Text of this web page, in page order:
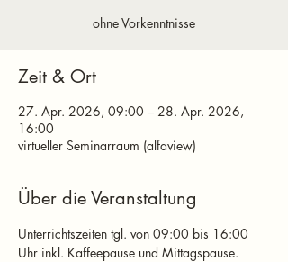
ohne Vorkenntnisse
Zeit & Ort
27. Apr. 2026, 09:00 – 28. Apr. 2026,
16:00
virtueller Seminarraum (alfaview)
Über die Veranstaltung
Unterrichtszeiten tgl. von 09:00 bis 16:00
Uhr inkl. Kaffeepause und Mittagspause.